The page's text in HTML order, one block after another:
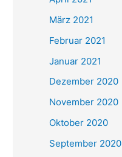
März 2021
Februar 2021
Januar 2021
Dezember 2020
November 2020
Oktober 2020
September 2020